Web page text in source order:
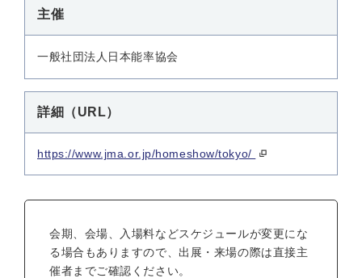
主催
一般社団法人日本能率協会
詳細（URL）
https://www.jma.or.jp/homeshow/tokyo/
会期、会場、入場料などスケジュールが変更にな
る場合もありますので、出展・来場の際は直接主
催者までご確認ください。